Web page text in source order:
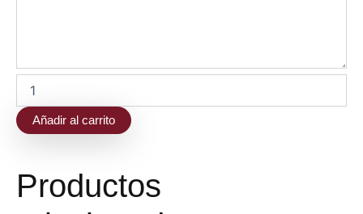
Añadir al carrito
Productos